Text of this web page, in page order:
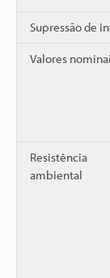
Supressão de
Valores
Resistência
ambiental